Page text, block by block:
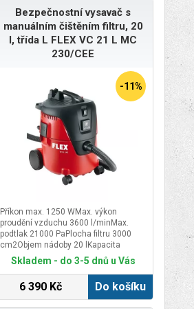
Bezpečnostní vysavač s
manuálním čištěním filtru, 20
l, třída L FLEX VC 21 L MC
230/CEE
-11%
Příkon max. 1250 WMax. výkon
proudění vzduchu 3600 l/minMax.
podtlak 21000 PaPlocha filtru 3000
cm2Objem nádoby 20 lKapacita
nádoby - kapalina 11 lZásuvka na
nářadí 100-2000 WRozměry (d x š x v)
mHmotnost 7,4 kg
Skladem - do 3-5 dnů u Vás
6 390 Kč Do košíku